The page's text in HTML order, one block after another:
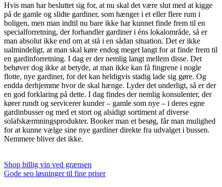
Hvis man har besluttet sig for, at nu skal det være slut med at kigge
på de gamle og slidte gardiner, som hænger i et eller flere rum i
boligen, men man indtil nu bare ikke har kunnet finde frem til en
specialforretning, der forhandler gardiner i éns lokalområde, så er
man absolut ikke end om at stå i en sådan situation. Det er ikke
ualmindeligt, at man skal køre endog meget langt for at finde frem til
en gardinforretning. I dag er der nemlig langt mellem disse. Det
behøver dog ikke at betyde, at man ikke kan få fingrene i nogle
flotte, nye gardiner, for det kan heldigvis stadig lade sig gøre. Og
endda derhjemme hvor de skal hænge. Lyder det underligt, så er der
en god forklaring på dette. I dag findes der nemlig konsulenter, der
kører rundt og servicerer kunder – gamle som nye – i deres egne
gardinbusser og med et stort og alsidigt sortiment af diverse
solafskærmningsprodukter. Booker man et besøg, får man mulighed
for at kunne vælge sine nye gardiner direkte fra udvalget i bussen.
Nemmere bliver det ikke.
Indlægsnavigation
Shop billig vin ved grænsen
Gode seo løsninger til fine priser